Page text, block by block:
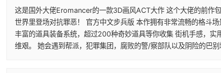
这是国外大佬Eromancer的一款3D画风ACT大作 这个大佬的前作
世界里登场对抗罪恶！ 官方中文步兵版 本作拥有非常流畅的格斗
丰富的道具装备系统，超过200种奇妙道具等你收集 街机手感，
维艰。 她会遇到帮派，犯罪集团，腐败的警/察部队以及阴险的巴